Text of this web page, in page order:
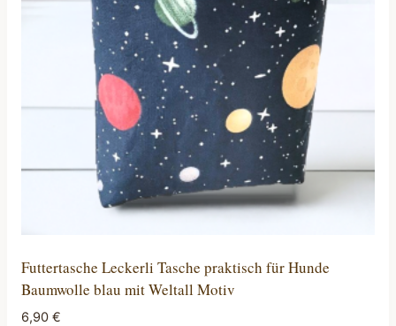
Futtertasche Leckerli Tasche praktisch für Hunde
Baumwolle blau mit Weltall Motiv
6,90 €